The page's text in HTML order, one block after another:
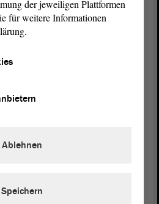
Millionen € ist kein
der jeweiligen Plattformen
für weitere Informationen
Ablehnen
Speichern